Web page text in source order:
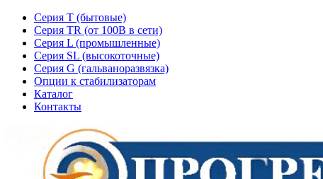
Серия T (бытовые)
Серия TR (от 100В в сети)
Серия L (промышленные)
Серия SL (высокоточные)
Серия G (гальваноразвязка)
Опции к стабилизаторам
Каталог
Контакты